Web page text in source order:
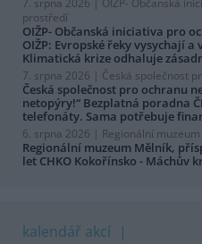
7. srpna 2026 | OIŽP- Občanská
prostředí
OIŽP- Občanská iniciativa pro
OIŽP: Evropské řeky vysychají a
Klimatická krize odhaluje
7. srpna 2026 | Česká společnost
Česká společnost pro ochranu
netopýry!“ Bezplatná poradna
telefonáty. Sama potřebuje
6. srpna 2026 | Regionální
Regionální muzeum Mělník,
let CHKO Kokořínsko - Máchův
kalendář akcí